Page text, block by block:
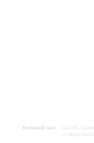
Большой зал:
191186,
+7 (812) 240-